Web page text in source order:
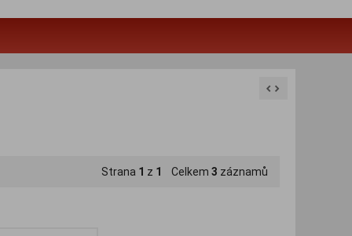
Strana 1 z 1 Celkem 3 záznamů